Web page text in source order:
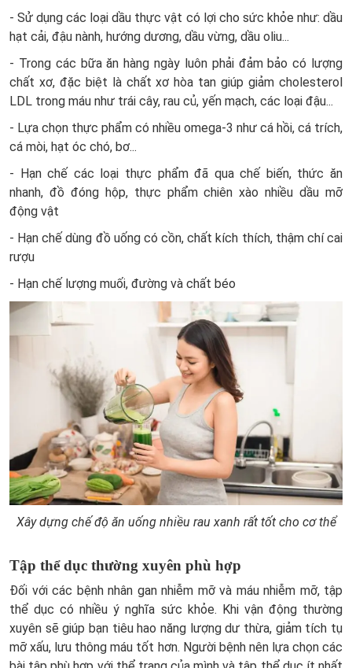
- Sử dụng các loại dầu thực vật có lợi cho sức khỏe như: dầu
hạt cải, đậu nành, hướng dương, dầu vừng, dầu oliu...
- Trong các bữa ăn hàng ngày luôn phải đảm bảo có lượng
chất xơ, đặc biệt là chất xơ hòa tan giúp giảm cholesterol
LDL trong máu như trái cây, rau củ, yến mạch, các loại đậu...
- Lựa chọn thực phẩm có nhiều omega-3 như cá hồi, cá trích,
cá mòi, hạt óc chó, bơ...
- Hạn chế các loại thực phẩm đã qua chế biến, thức ăn
nhanh, đồ đóng hộp, thực phẩm chiên xào nhiều dầu mỡ
động vật
- Hạn chế dùng đồ uống có cồn, chất kích thích, thậm chí cai
rượu
- Hạn chế lượng muối, đường và chất béo
Xây dựng chế độ ăn uống nhiều rau xanh rất tốt cho cơ thể
Tập thể dục thường xuyên phù hợp
Đối với các bệnh nhân gan nhiễm mỡ và máu nhiễm mỡ, tập
thể dục có nhiều ý nghĩa sức khỏe. Khi vận động thường
xuyên sẽ giúp bạn tiêu hao năng lượng dư thừa, giảm tích tụ
mỡ xấu, lưu thông máu tốt hơn. Người bệnh nên lựa chọn các